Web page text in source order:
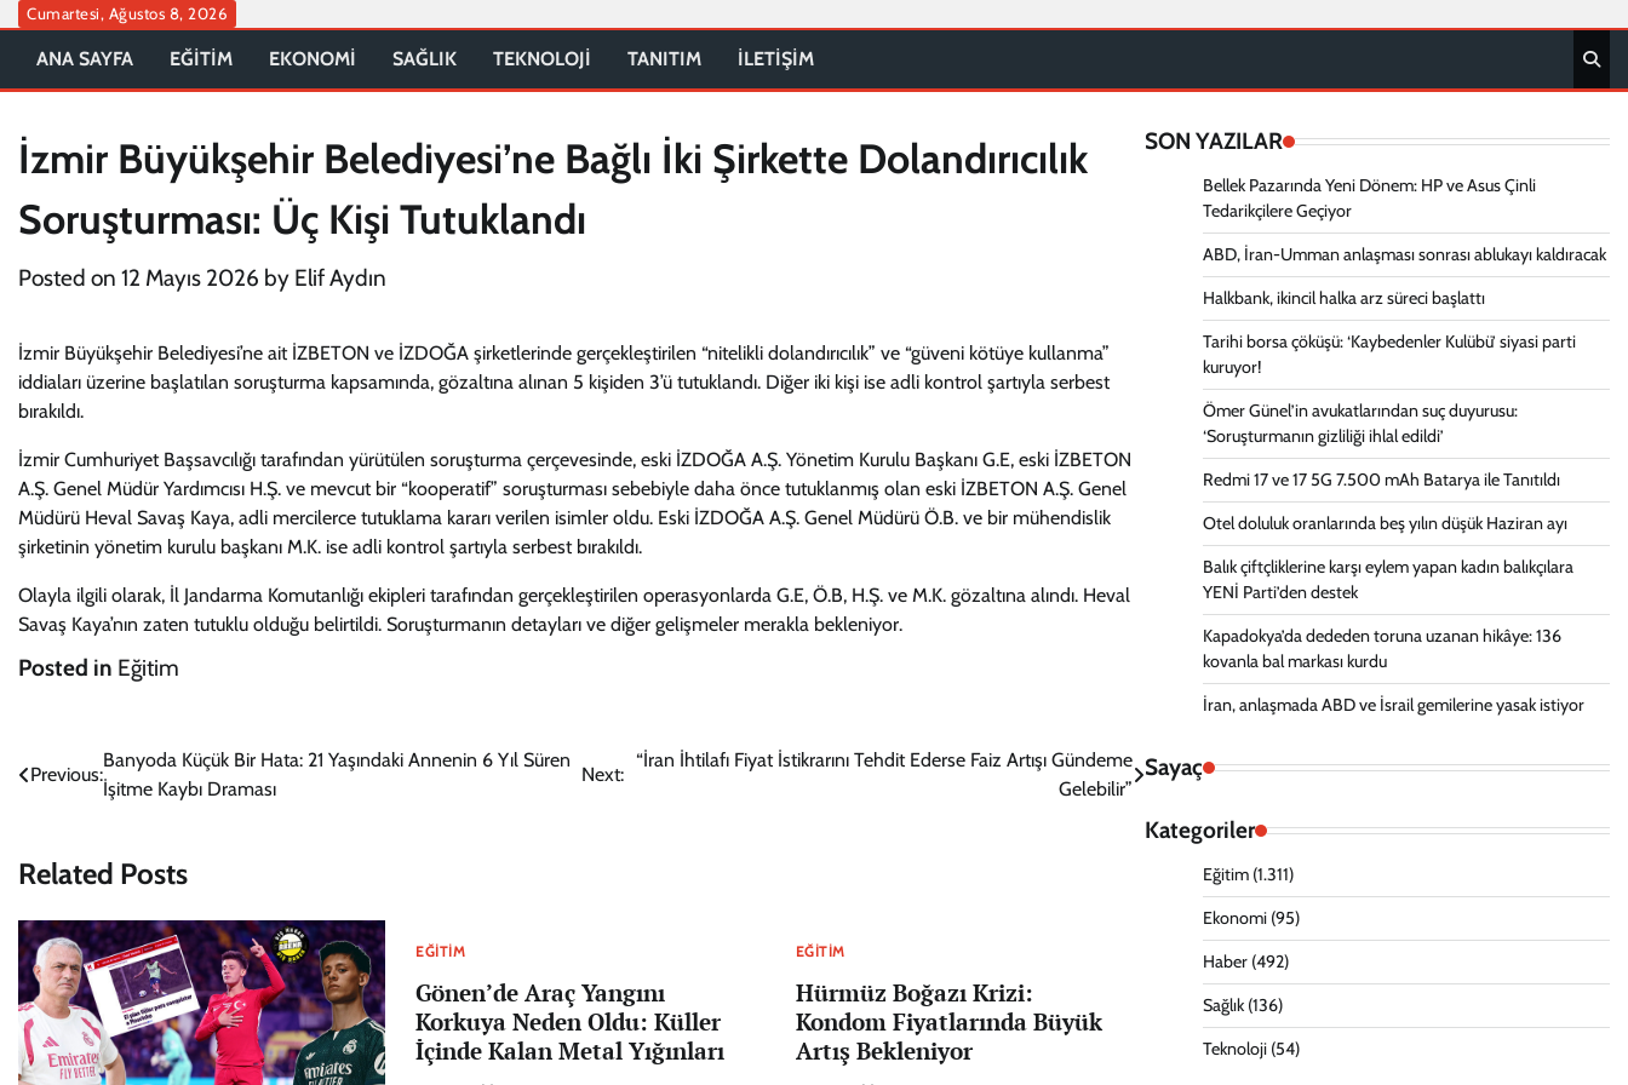
Skip
content
Cumartesi, Ağustos 8, 2026
ANA SAYFA EĞİTİM EKONOMİ SAĞLIK TEKNOLOJİ TANITIM İLETİŞİM
İzmir Büyükşehir Belediyesi’ne Bağlı İki Şirkette Dolandırıcılık
Soruşturması: Üç Kişi Tutuklandı
Posted on 12 Mayıs 2026 by Elif Aydın
İzmir Büyükşehir Belediyesi’ne ait İZBETON ve İZDOĞA şirketlerinde gerçekleştirilen “nitelikli dolandırıcılık” ve “güveni kötüye kullanma”
iddiaları üzerine başlatılan soruşturma kapsamında, gözaltına alınan 5 kişiden 3’ü tutuklandı. Diğer iki kişi ise adli kontrol şartıyla serbest
bırakıldı.
İzmir Cumhuriyet Başsavcılığı tarafından yürütülen soruşturma çerçevesinde, eski İZDOĞA A.Ş. Yönetim Kurulu Başkanı G.E, eski İZBETON
A.Ş. Genel Müdür Yardımcısı H.Ş. ve mevcut bir “kooperatif” soruşturması sebebiyle daha önce tutuklanmış olan eski İZBETON A.Ş. Genel
Müdürü Heval Savaş Kaya, adli mercilerce tutuklama kararı verilen isimler oldu. Eski İZDOĞA A.Ş. Genel Müdürü Ö.B. ve bir mühendislik
şirketinin yönetim kurulu başkanı M.K. ise adli kontrol şartıyla serbest bırakıldı.
Olayla ilgili olarak, İl Jandarma Komutanlığı ekipleri tarafından gerçekleştirilen operasyonlarda G.E, Ö.B, H.Ş. ve M.K. gözaltına alındı. Heval
Savaş Kaya’nın zaten tutuklu olduğu belirtildi. Soruşturmanın detayları ve diğer gelişmeler merakla bekleniyor.
Posted in Eğitim
Yazı
gezinmesi
Previous:
Banyoda Küçük Bir Hata: 21 Yaşındaki Annenin 6 Yıl Süren
İşitme Kaybı Draması
Next:
“İran İhtilafı Fiyat İstikrarını Tehdit Ederse Faiz Artışı Gündeme
Gelebilir”
Related Posts
EĞITIM
Gönen’de Araç Yangını
Korkuya Neden Oldu: Küller
İçinde Kalan Metal Yığınları
EĞITIM
Hürmüz Boğazı Krizi:
Kondom Fiyatlarında Büyük
Artış Bekleniyor
SON YAZILAR
Bellek Pazarında Yeni Dönem: HP ve Asus Çinli
Tedarikçilere Geçiyor
ABD, İran-Umman anlaşması sonrası ablukayı kaldıracak
Halkbank, ikincil halka arz süreci başlattı
Tarihi borsa çöküşü: ‘Kaybedenler Kulübü’ siyasi parti
kuruyor!
Ömer Günel’in avukatlarından suç duyurusu:
‘Soruşturmanın gizliliği ihlal edildi’
Redmi 17 ve 17 5G 7.500 mAh Batarya ile Tanıtıldı
Otel doluluk oranlarında beş yılın düşük Haziran ayı
Balık çiftçliklerine karşı eylem yapan kadın balıkçılara
YENİ Parti’den destek
Kapadokya’da dededen toruna uzanan hikâye: 136
kovanla bal markası kurdu
İran, anlaşmada ABD ve İsrail gemilerine yasak istiyor
Sayaç
Kategoriler
Eğitim(1.311)
Ekonomi(95)
Haber(492)
Sağlık(136)
Teknoloji(54)